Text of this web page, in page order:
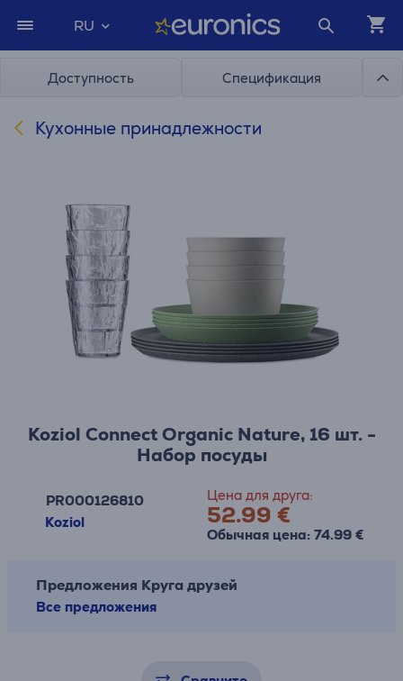
RU
Доступность Спецификация
Кухонные принадлежности
Koziol Connect Organic Nature, 16 шт. -
Набор посуды
PR000126810
Koziol
Цена для друга:
52.99 €
Обычная цена: 74.99 €
Предложения Круга друзей
Все предложения